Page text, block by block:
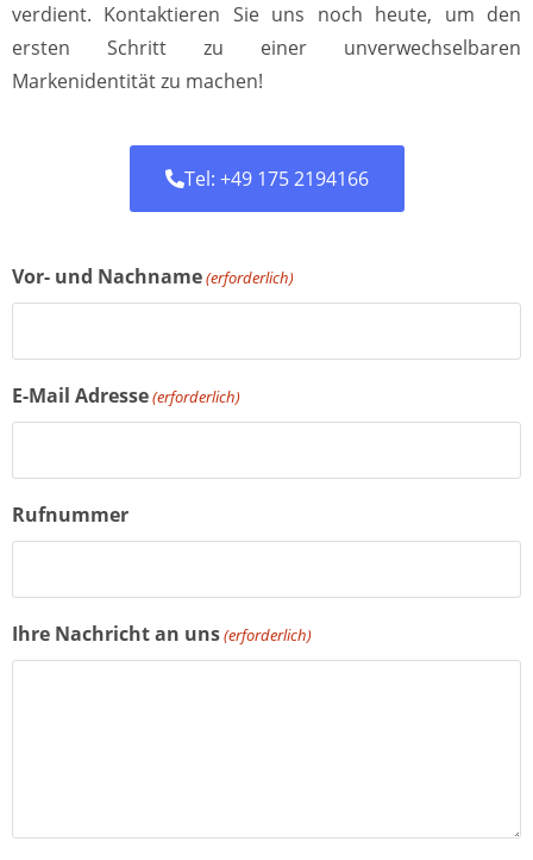
verdient. Kontaktieren Sie uns noch heute, um den
ersten Schritt zu einer unverwechselbaren
Markenidentität zu machen!
Tel: +49 175 2194166
Vor- und Nachname(erforderlich)
E-Mail Adresse(erforderlich)
Rufnummer
Ihre Nachricht an uns(erforderlich)